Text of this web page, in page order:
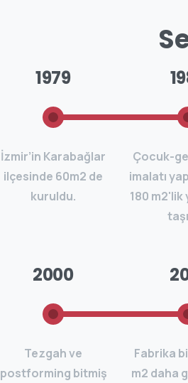
1979
İzmir’in Karabağlar
ilçesinde 60m2 de
kuruldu.
Çocuk-
imalatı
180 m2'lik
2000
Tezgah ve
postforming bitmiş
Fabrika
m2 daha